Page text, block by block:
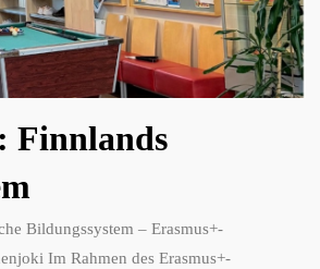
Finnlands
Bildungssystem – Erasmus+-
Im Rahmen des Erasmus+-